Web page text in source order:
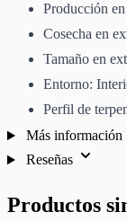
Producción
Cosecha en
Tamaño en
Entorno:
Perfil de
Más información
Reseñas
Productos